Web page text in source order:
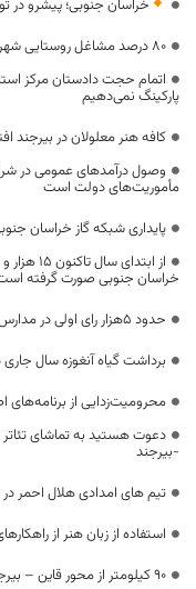
خراسان جنوبی؛ پیشرو در
۸۰ درصد مشاغل روستایی شهرستان بیرجند در حوزه صنایع‌ دستی است
اتمام حجت دادستان مرکز
پارکینگ نمی‌دهیم
کافه هنر معلولان در بیرجند
وصول درآمدهای عمومی در
مأموریت‌های دولت است
پایداری شبکه گاز خراسان
خراسان جنوبی صورت گرفته
حدود ۵هزار رای اولی در مدارس خراسان جنوبی
برداشت گیاه آنغوزه سال
محرومیت‌زدایی از
دعوت هستید به تماشای
-بیرجند
تیم های امدادی هلال احمر
استفاده از زبان هنر از
90 کیلومتر از محور قاین – بیرجند زیر بار ترافیک می‌رود